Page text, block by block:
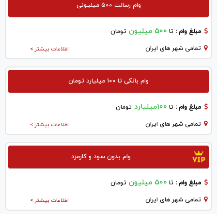
وام رسالت ۵۰۰ میلیونی
مبلغ وام : تا 500 میلیون تومان
اطلاعات بیشتر > تمامی شهر های ایران
وام بانکی تا ۱۰۰ میلیارد تومان
مبلغ وام : تا 100میلیارد تومان
اطلاعات بیشتر > تمامی شهر های ایران
وام بدون سود و کارمزد
مبلغ وام : تا 500 میلیون تومان
اطلاعات بیشتر > تمامی شهر های ایران